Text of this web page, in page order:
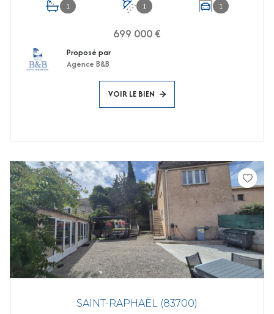
1 1 1
699 000 €
Proposé par
Agence B&B
VOIR LE BIEN
SAINT-RAPHAËL (83700)